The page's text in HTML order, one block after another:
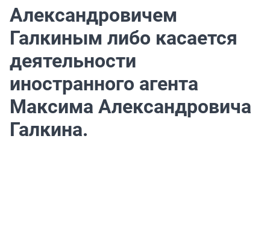
Александровичем
Галкиным либо касается
деятельности
иностранного агента
Максима Александровича
Галкина.